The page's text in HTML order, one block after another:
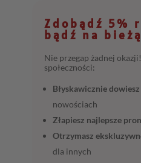
Zdobądź 5%
bądź na
Nie przegap żadnej
społeczności:
Błyskawicznie dowiesz
nowościach
Złapiesz najlepsze
Otrzymasz
dla innych